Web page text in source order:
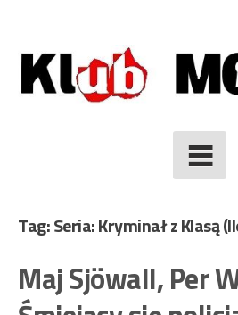
to
content
Tag: Seria: Kryminał z Klasą
Maj Sjöwall, Per